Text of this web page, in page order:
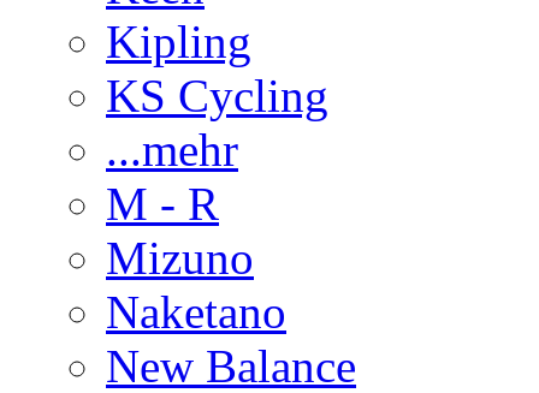
Kipling
KS Cycling
...mehr
M - R
Mizuno
Naketano
New Balance